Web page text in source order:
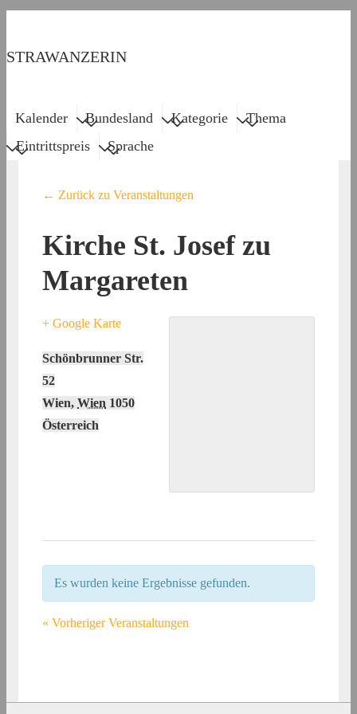
Inhalt
STRAWANZERIN
Main
Kalender Bundesland Kategorie
Thema
Eintrittspreis
Sprache
← Zurück zu Veranstaltungen
Kirche St. Josef zu
Margareten
+ Google Karte
Schönbrunner Str.
52
Wien, Wien 1050
Österreich
Es wurden keine Ergebnisse gefunden.
« Vorheriger Veranstaltungen